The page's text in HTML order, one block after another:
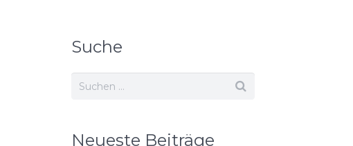
Suche
Neueste Beiträge